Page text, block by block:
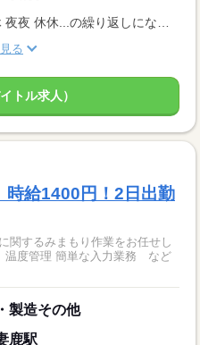
る
トル求人）
時給1400円！2日出勤
関するみまもり作業をお任せし
温度管理 簡単な入力業務 など
製造その他
鹿駅